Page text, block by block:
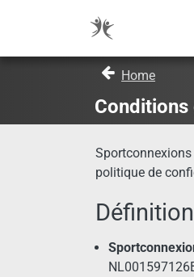
Home
politique de